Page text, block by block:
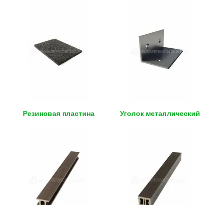
Резиновая пластина Уголок металлический